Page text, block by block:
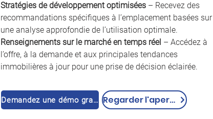
Stratégies de développement optimisées – Recevez des
recommandations spécifiques à l’emplacement basées sur
une analyse approfondie de l’utilisation optimale.
Renseignements sur le marché en temps réel – Accédez à
l’offre, à la demande et aux principales tendances
immobilières à jour pour une prise de décision éclairée.
Demandez une démo gratuite 🚀 Regarder l'aperçu